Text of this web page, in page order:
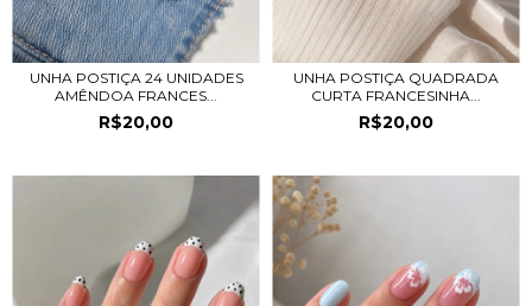
UNHA POSTIÇA 24 UNIDADES
AMÊNDOA FRANCES...
R$20,00
UNHA POSTIÇA QUADRADA
CURTA FRANCESINHA...
R$20,00